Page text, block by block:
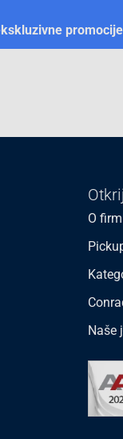
O
Naše